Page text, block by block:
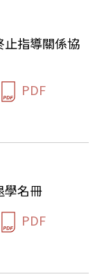
止指導關係協
PDF
學名冊
PDF